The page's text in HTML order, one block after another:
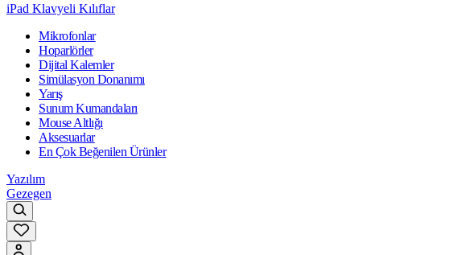
iPad Klavyeli Kılıflar
Mikrofonlar
Hoparlörler
Dijital Kalemler
Simülasyon Donanımı
Yarış
Sunum Kumandaları
Mouse Altlığı
Aksesuarlar
En Çok Beğenilen Ürünler
Yazılım
Gezegen